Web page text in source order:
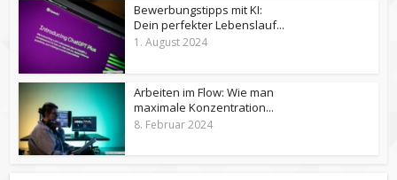
Bewerbungstipps mit KI:
Dein perfekter Lebenslauf...
1. August 2024
Arbeiten im Flow: Wie man
maximale Konzentration...
8. Februar 2024